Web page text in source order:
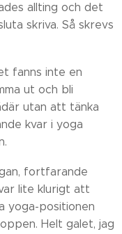
allting och det
skriva. Så skrevs
fanns inte en
ut och bli
utan att tänka
kvar i yoga
fortfarande
lite klurigt att
yoga-positionen
Helt galet, jag